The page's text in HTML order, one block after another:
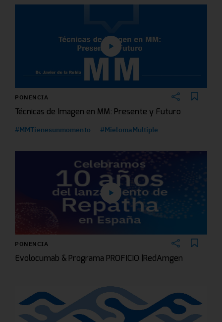
PONENCIA
Técnicas de Imagen en MM: Presente y Futuro
#MMTienesunmomento #MielomaMultiple
PONENCIA
Evolocumab & Programa PROFICIO |RedAmgen